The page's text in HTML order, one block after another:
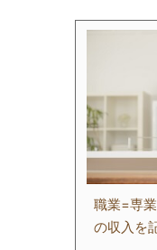
職業=専
の収入を